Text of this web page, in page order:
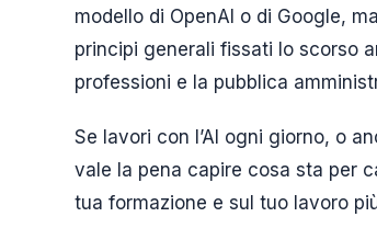
modello di OpenAI o di Google,
principi generali fissati lo scorso
professioni e la pubblica
Se lavori con l’AI ogni giorno, o
vale la pena capire cosa sta per
tua formazione e sul tuo lavoro